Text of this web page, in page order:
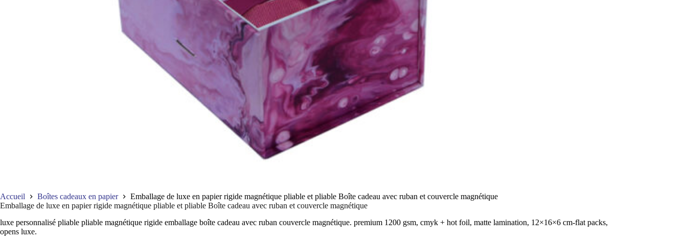
Accueil Boîtes cadeaux en papier
Emballage de luxe en papier rigide magnétique pliable et pliable Boîte cadeau avec ruban et couvercle magnétique
Emballage de luxe en papier rigide magnétique pliable et pliable Boîte cadeau avec ruban et couvercle magnétique
luxe personnalisé pliable pliable magnétique rigide emballage boîte cadeau avec ruban couvercle magnétique. premium 1200 gsm, cmyk + hot foil, matte lamination, 12×16×6 cm-flat packs,
opens luxe.